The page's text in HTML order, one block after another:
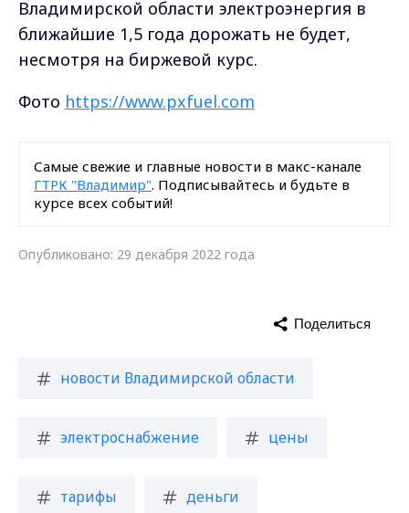
Владимирской области электроэнергия в
ближайшие 1,5 года дорожать не будет,
несмотря на биржевой курс.
Фото https://www.pxfuel.com
Самые свежие и главные новости в макс-канале
ГТРК "Владимир". Подписывайтесь и будьте в
курсе всех событий!
Опубликовано: 29 декабря 2022 года
новости Владимирской области
электроснабжение цены
тарифы деньги
Поделиться